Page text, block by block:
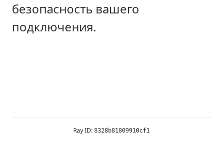
безопасность вашего
подключения.
Ray ID: 8328b81809910cf1